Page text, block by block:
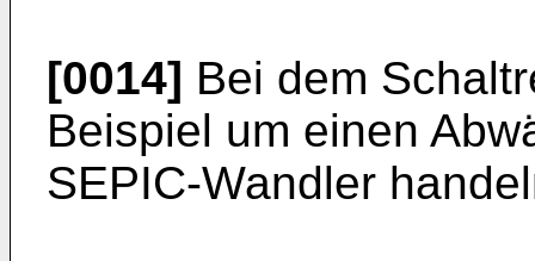
[0014] Bei dem
Beispiel um einen
SEPIC-Wandler